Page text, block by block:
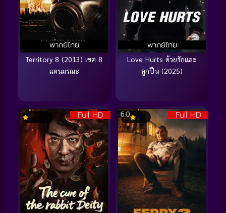
พากย์ไทย
Territory 8 (2013) เขต 8
แดนมรณะ
พากย์ไทย
Love Hurts ด้วยรักและ
ลูกปืน (2025)
Full HD Full HD
6.0